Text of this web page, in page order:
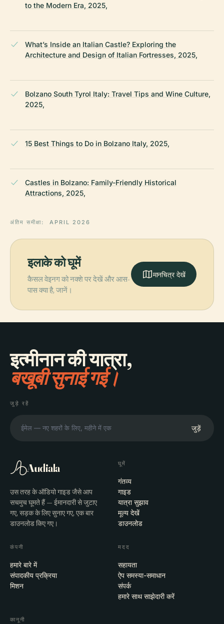
to the Modern Era, 2025,
What’s Inside an Italian Castle? Exploring the
Architecture and Design of Italian Fortresses, 2025,
Bolzano South Tyrol Italy: Travel Tips and Wine Culture,
2025,
15 Best Things to Do in Bolzano Italy, 2025,
Castles in Bolzano: Family-Friendly Historical
Attractions, 2025,
अंतिम समीक्षा: APRIL 2026
इलाके को घूमें
कैसल वेइनग को नक्शे पर देखें और आस-
पास क्या है, जानें।
मानचित्र देखें
इत्मीनान की यात्रा,
बखूबी सुनाई गई।
जुड़े रहें
जुड़ें
Audiala
उस तरह के ऑडियो गाइड जैसे आप
सचमुच घूमते हैं — ईमानदारी से जुटाए
गए, सड़क के लिए सुनाए गए, एक बार
डाउनलोड किए गए।
घूमें
गंतव्य
गाइड
यात्रा सुझाव
मूल्य देखें
डाउनलोड
कंपनी
हमारे बारे में
संपादकीय प्रक्रिया
मिशन
मदद
सहायता
ऐप समस्या-समाधान
संपर्क
हमारे साथ साझेदारी करें
कानूनी